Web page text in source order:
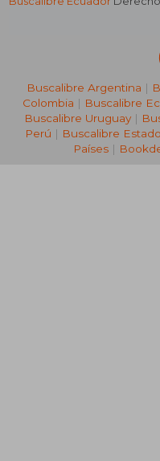
Buscalibre Argentina |
Colombia | Buscalibre
Buscalibre Uruguay|
Perú | Buscalibre
Países |